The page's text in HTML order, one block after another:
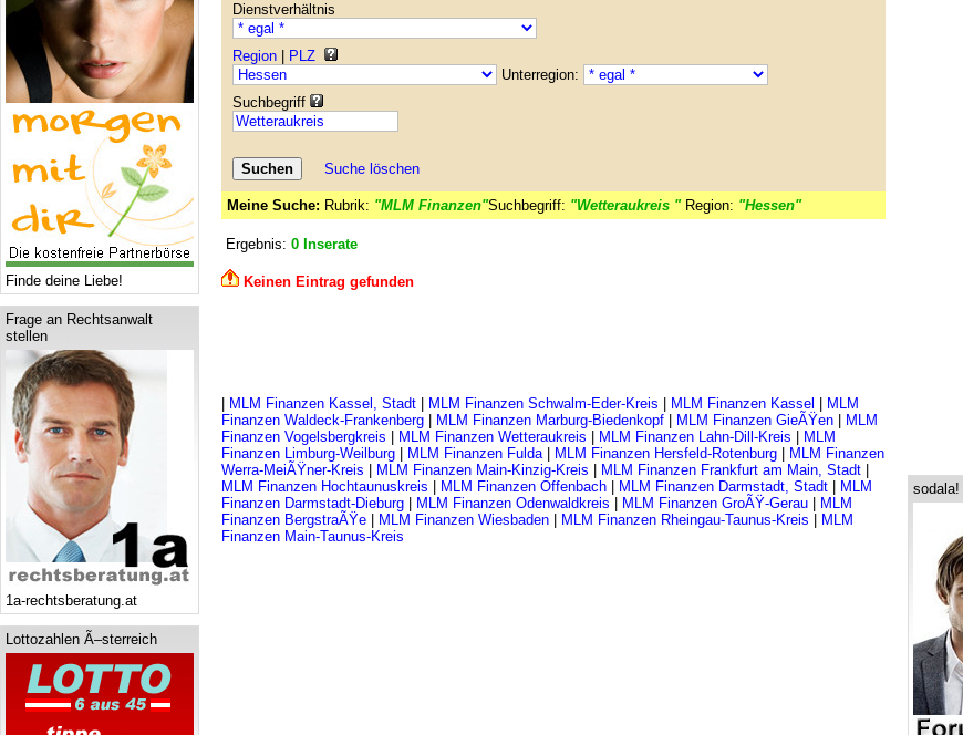
Finde deine Liebe!
Frage an Rechtsanwalt
stellen
1a-rechtsberatung.at
Lottozahlen Ã–sterreich
Dienstverhältnis
Region
PLZ
Unterregion:
Suchbegriff
Suche löschen
Meine Suche: Rubrik: "MLM Finanzen"Suchbegriff: "Wetteraukreis "Region: "Hessen"
Ergebnis: 0 Inserate
Keinen Eintrag gefunden
MLM Finanzen Kassel, Stadt MLM Finanzen Schwalm-Eder-Kreis MLM Finanzen Kassel
MLM
Finanzen Waldeck-Frankenberg
MLM Finanzen Marburg-Biedenkopf MLM Finanzen GieÃŸen
MLM
Finanzen Vogelsbergkreis
MLM Finanzen Wetteraukreis MLM Finanzen Lahn-Dill-Kreis
MLM
Finanzen Limburg-Weilburg
MLM Finanzen Fulda| MLM Finanzen Hersfeld-Rotenburg
MLM Finanzen
Werra-MeiÃŸner-Kreis
MLM Finanzen Main-Kinzig-Kreis MLM Finanzen Frankfurt am Main, Stadt
MLM Finanzen Hochtaunuskreis
MLM Finanzen Offenbach MLM Finanzen Darmstadt, Stadt
MLM
Finanzen Darmstadt-Dieburg
MLM Finanzen Odenwaldkreis MLM Finanzen GroÃŸ-Gerau
MLM
Finanzen BergstraÃŸe
MLM Finanzen Wiesbaden MLM Finanzen Rheingau-Taunus-Kreis
MLM
Finanzen Main-Taunus-Kreis
sodala!